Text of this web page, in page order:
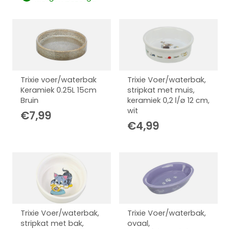
Trixie voer/waterbak
Keramiek 0.25L 15cm
Bruin
€7,99
Trixie Voer/waterbak,
stripkat met muis,
keramiek 0,2 l/ø 12 cm,
wit
€4,99
Trixie Voer/waterbak,
stripkat met bak,
Trixie Voer/waterbak,
ovaal,